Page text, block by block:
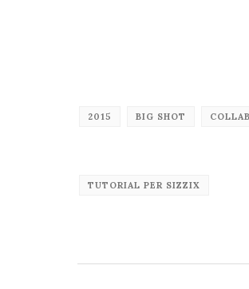
2015 BIG SHOT
TUTORIAL PER SIZZIX